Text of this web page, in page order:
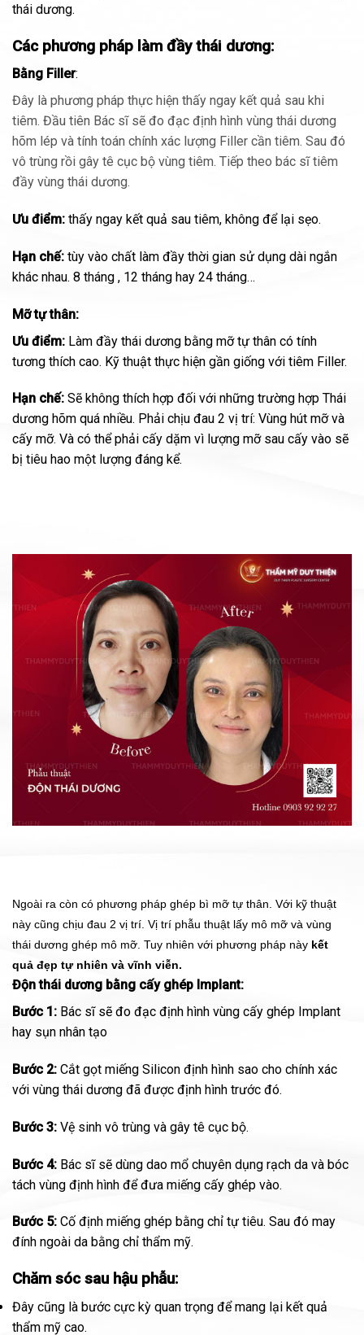
thái dương.
Các phương pháp làm đầy thái dương:
Bằng Filler:
Đây là phương pháp thực hiện thấy ngay kết quả sau khi
tiêm. Đầu tiên Bác sĩ sẽ đo đạc định hình vùng thái dương
hõm lép và tính toán chính xác lượng Filler cần tiêm. Sau đó
vô trùng rồi gây tê cục bộ vùng tiêm. Tiếp theo bác sĩ tiêm
đầy vùng thái dương.
Ưu điểm: thấy ngay kết quả sau tiêm, không để lại sẹo.
Hạn chế: tùy vào chất làm đầy thời gian sử dụng dài ngắn
khác nhau. 8 tháng , 12 tháng hay 24 tháng…
Mỡ tự thân:
Ưu điểm: Làm đầy thái dương bằng mỡ tự thân có tính
tương thích cao. Kỹ thuật thực hiện gần giống với tiêm Filler.
Hạn chế: Sẽ không thích hợp đối với những trường hợp Thái
dương hõm quá nhiều. Phải chịu đau 2 vị trí: Vùng hút mỡ và
cấy mỡ. Và có thể phải cấy dặm vì lượng mỡ sau cấy vào sẽ
bị tiêu hao một lượng đáng kể.
Ngoài ra còn có phương pháp ghép bì mỡ tự thân. Với kỹ thuật
này cũng chịu đau 2 vị trí. Vị trí phẫu thuật lấy mô mỡ và vùng
thái dương ghép mô mỡ. Tuy nhiên với phương pháp này kết
quả đẹp tự nhiên và vĩnh viễn.
Độn thái dương bằng cấy ghép Implant:
Bước 1: Bác sĩ sẽ đo đạc định hình vùng cấy ghép Implant
hay sụn nhân tạo
Bước 2: Cắt gọt miếng Silicon định hình sao cho chính xác
với vùng thái dương đã được định hình trước đó.
Bước 3: Vệ sinh vô trùng và gây tê cục bộ.
Bước 4: Bác sĩ sẽ dùng dao mổ chuyên dụng rạch da và bóc
tách vùng định hình để đưa miếng cấy ghép vào.
Bước 5: Cố định miếng ghép bằng chỉ tự tiêu. Sau đó may
đính ngoài da bằng chỉ thẩm mỹ.
Chăm sóc sau hậu phẫu:
Đây cũng là bước cực kỳ quan trọng để mang lại kết quả
thẩm mỹ cao.